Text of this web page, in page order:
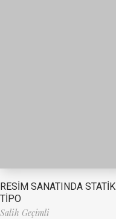
RESİM SANATINDA STATİK
TİPO
Salih Geçimli